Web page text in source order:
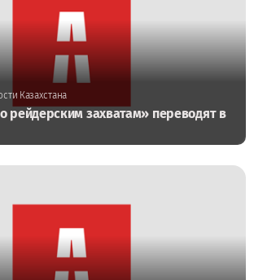
Казахстана
рейдерским захватам» переводят в